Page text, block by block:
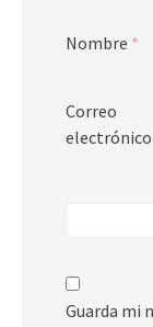
Nombre *
Correo
electrónico
Guarda mi